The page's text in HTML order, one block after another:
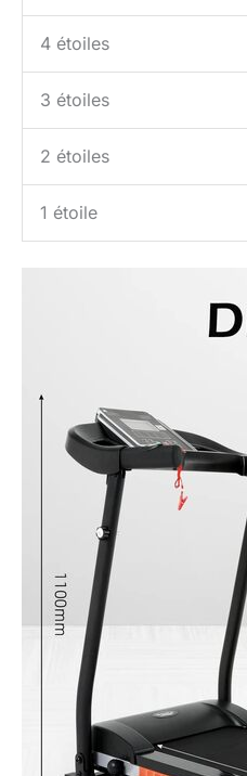
4 étoiles
3 étoiles
2 étoiles
1 étoile